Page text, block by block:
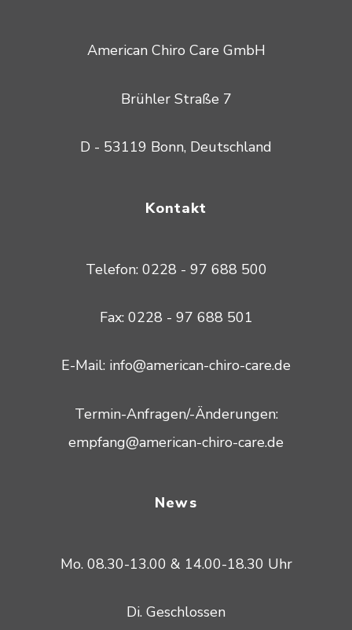
American Chiro Care GmbH
Brühler Straße 7
D - 53119 Bonn, Deutschland
Kontakt
Telefon: 0228 - 97 688 500
Fax: 0228 - 97 688 501
E-Mail: info@american-chiro-care.de
Termin-Anfragen/-Änderungen:
empfang@american-chiro-care.de
News
Mo. 08.30-13.00 & 14.00-18.30 Uhr
Di. Geschlossen